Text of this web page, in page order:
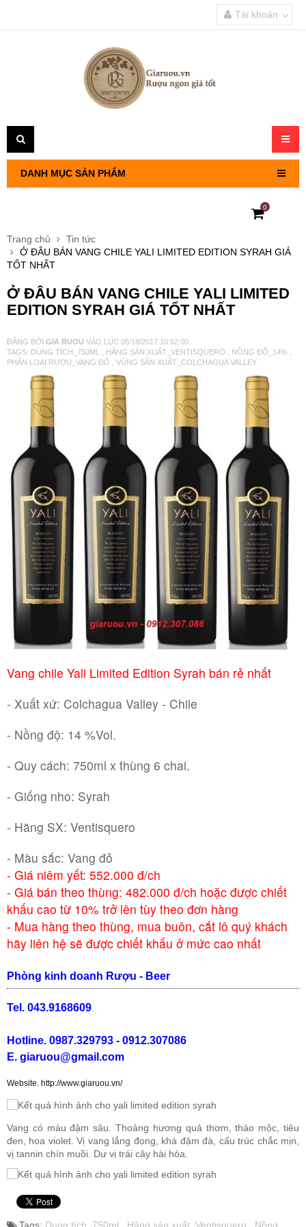
Tài khoản
DANH MỤC SẢN PHẨM
RƯỢU VANG CHILE
RƯỢU VANG Ý
RƯỢU VANG NGỌT
RƯỢU VANG BỊCH
RƯỢU VANG ÚC
RƯỢU VANG ÁO
RƯỢU SỮA
RƯỢU CHAMPANGNE
RƯỢU WHISKY
RƯỢU XO BRANDY
RƯỢU COGNAC
RƯỢU VANG ĐÀ LẠT
TRỐNG RƯỢU
Vang Newzeland giá rẻ nhất
RƯỢU VANG NAM PHI
RƯỢU VANG ROMANIA GIÁ CỰC RẺ
RƯỢU VANG ĐỨC
0
Trang chủ
Tin tức
Ở ĐÂU BÁN VANG CHILE YALI LIMITED EDITION SYRAH GIÁ
TỐT NHẤT
Ở ĐÂU BÁN VANG CHILE YALI LIMITED
EDITION SYRAH GIÁ TỐT NHẤT
ĐĂNG BỞI GIA RUOU VÀO LÚC 05/18/2017 10:52:00
TAGS: DUNG TÍCH_750ML HÃNG SẢN XUẤT_VENTISQUERO NỒNG ĐỘ_14%
PHÂN LOẠI RƯỢU_VANG ĐỎ
VÙNG SẢN XUẤT_COLCHAGUA VALLEY
Vang chile Yali Limited Edition Syrah bán rẻ nhất
- Xuất xứ: Colchagua Valley - Chile
- Nồng độ: 14 %Vol.
- Quy cách: 750ml x thùng 6 chai.
- Giống nho: Syrah
- Hãng SX: Ventisquero
- Màu sắc: Vang đỏ
- Giá niêm yết: 552.000 đ/ch
- Giá bán theo thùng: 482.000 đ/ch hoặc được chiết
khấu cao từ 10% trở lên tùy theo đơn hàng
- Mua hàng theo thùng, mua buôn, cắt lô quý khách
hãy liên hệ sẽ được chiết khấu ở mức cao nhất
Phòng kinh doanh Rượu - Beer
Tel. 043.9168609
Hotline. 0987.329793 - 0912.307086
E. giaruou@gmail.com
Website. http://www.giaruou.vn/
Vang có màu đậm sâu. Thoảng hương quả thơm, thảo mộc, tiêu
đen, hoa violet. Vị vang lắng đọng, khá đậm đà, cấu trúc chắc mịn,
vị tannin chín muồi. Dư vị trái cây hài hòa.